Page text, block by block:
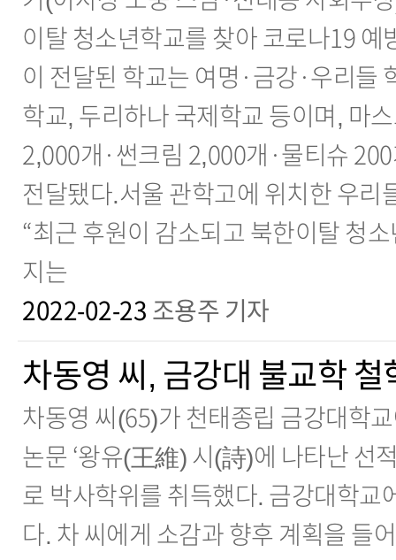
이탈 청소년학교를 찾아 코로나19 예
이 전달된 학교는 여명·금강·우리들
학교, 두리하나 국제학교 등이며, 마
2,000개·썬크림 2,000개·물티슈
전달됐다.서울 관학고에 위치한 우리
“최근 후원이 감소되고 북한이탈 청
지는
2022-02-23 조용주 기자
차동영 씨, 금강대 불교학 철
차동영 씨(65)가 천태종립 금강대학
논문 ‘왕유(王維) 시(詩)에 나타난 선
로 박사학위를 취득했다. 금강대학교
다. 차 씨에게 소감과 향후 계획을 들